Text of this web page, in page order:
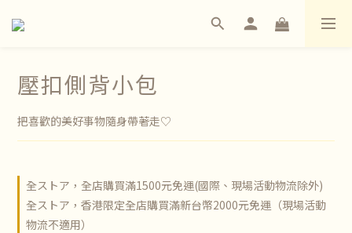
壓扣側背小包
把喜歡的美好事物隨身帶著走♡
全ストア，全店購買滿1500元免運(國際、現場活動物流除外)
全ストア，香港限定全店購買滿新台幣2000元免運（現場活動
物流不適用）